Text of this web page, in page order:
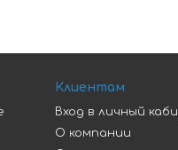
Клиентам
Вход в личный
О компании